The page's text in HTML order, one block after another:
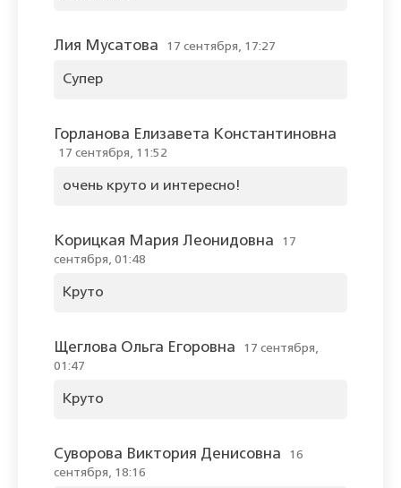
Лия Мусатова 17 сентября, 17:27
Супер
Горланова Елизавета Константиновна
17 сентября, 11:52
очень круто и интересно!
Корицкая Мария Леонидовна
17
сентября, 01:48
Круто
Щеглова Ольга Егоровна
17 сентября,
01:47
Круто
Суворова Виктория Денисовна
16
сентября, 18:16